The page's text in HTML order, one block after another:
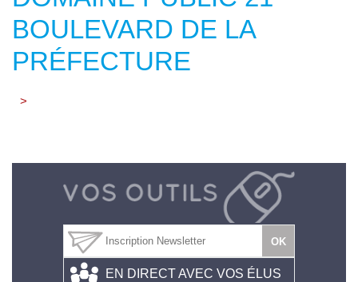
BOULEVARD DE LA
PRÉFECTURE
>
EN DIRECT AVEC VOS ÉLUS